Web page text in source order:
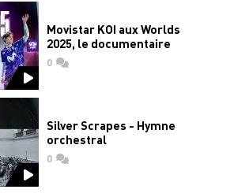
Movistar KOI aux Worlds
2025, le documentaire
0commentaires
Silver Scrapes - Hymne
orchestral
0commentaires